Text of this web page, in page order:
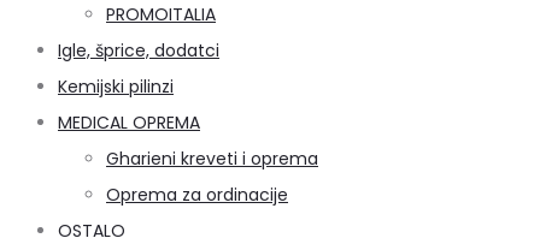
PROMOITALIA
Igle, šprice, dodatci
Kemijski pilinzi
MEDICAL OPREMA
Gharieni kreveti i oprema
Oprema za ordinacije
OSTALO